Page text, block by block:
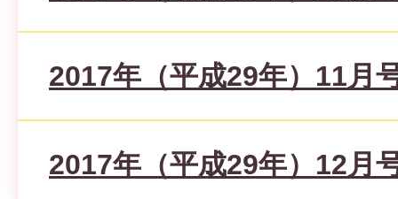
2017年（平成29年）11月
2017年（平成29年）12月